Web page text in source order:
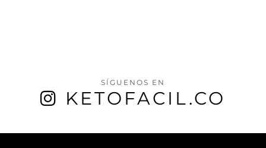
SÍGUENOS EN
KETOFACIL.CO